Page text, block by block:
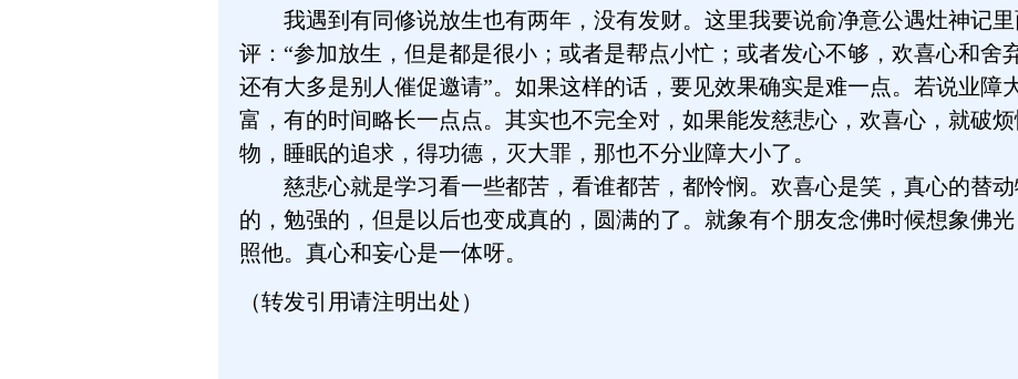
我遇到有同修说放生也有两年，没有发财。这里我要说俞净意公遇灶神记里
评：“参加放生，但是都是很小；或者是帮点小忙；或者发心不够，欢喜心和舍
还有大多是别人催促邀请”。如果这样的话，要见效果确实是难一点。若说业障
富，有的时间略长一点点。其实也不完全对，如果能发慈悲心，欢喜心，就破
物，睡眠的追求，得功德，灭大罪，那也不分业障大小了。
慈悲心就是学习看一些都苦，看谁都苦，都怜悯。欢喜心是笑，真心的替动
的，勉强的，但是以后也变成真的，圆满的了。就象有个朋友念佛时候想象佛
照他。真心和妄心是一体呀。
（转发引用请注明出处）